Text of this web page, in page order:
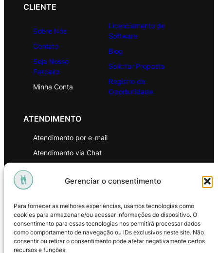
Gerenciar o consentimento
Para fornecer as melhores experiências, usamos tecnologias como
cookies para armazenar e/ou acessar informações do dispositivo. O
consentimento para essas tecnologias nos permitirá processar dados
como comportamento de navegação ou IDs exclusivos neste site. Não
consentir ou retirar o consentimento pode afetar negativamente certos
recursos e funções.
CLIENTE
Sobre Nós
Contato
Seja Nosso
Parceiro
Minha Conta
Licenciamento de
Software
Blog
Solicitar Proposta
Registro de
Oportunidade
ATENDIMENTO
Atendimento por e-mail
Atendimento via Chat
Política de Privacidade
Política de Troca e Devoluções
Política de Reembolso